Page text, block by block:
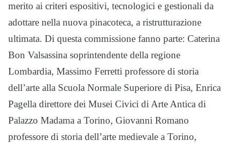
merito ai criteri espositivi, tecnologici e gestionali da
adottare nella nuova pinacoteca, a ristrutturazione
ultimata. Di questa commissione fanno parte: Caterina
Bon Valsassina soprintendente della regione
Lombardia, Massimo Ferretti professore di storia
dell’arte alla Scuola Normale Superiore di Pisa, Enrica
Pagella direttore dei Musei Civici di Arte Antica di
Palazzo Madama a Torino, Giovanni Romano
professore di storia dell’arte medievale a Torino,